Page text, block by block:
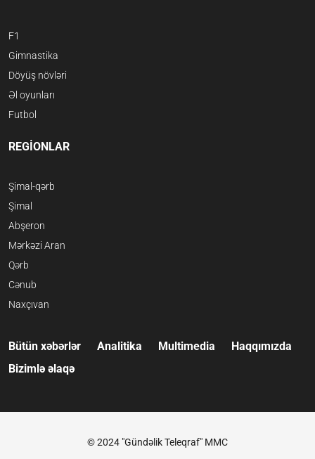
F1
Gimnastika
Döyüş növləri
Əl oyunları
Futbol
REGİONLAR
Şimal-qərb
Şimal
Abşeron
Mərkəzi Aran
Qərb
Cənub
Naxçıvan
Bütün xəbərlər Analitika Multimedia
Haqqımızda
Bizimlə əlaqə
© 2024 "Gündəlik Teleqraf" MMC